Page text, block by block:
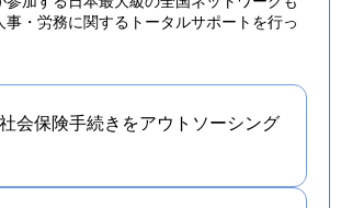
事・労務に関するトータルサポートを行っ
会保険手続きをアウトソーシング